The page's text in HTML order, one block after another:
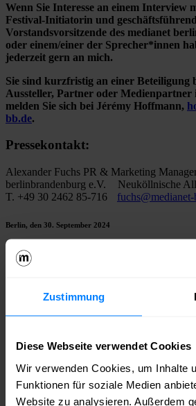
Zustimmung
Diese Webseite verwendet Cookies
Wir verwenden Cookies, um Inhalte
Funktionen für soziale Medien
Website zu analysieren. Außerdem
Wenn Sie Interesse an einem Interview
Festival-Initiatorin und
Vorstandsvorsitzende des medianet
oder einem/einer der Sprecher*innen
jederzeit gern an mich.
Sie sind kurzfristig an einer Beteiligung
Aussteller, Partner oder Medienpartner
melden Sie sich bei Jérémy Hoffmann,
bb.de.
Pressekontakt:
Alexander Fuchs PR & Marketing
berlinbrandenburg e.V.
Neuköllnische
T. +49 30 2462 85-716
Berlin, den 30. September 2024